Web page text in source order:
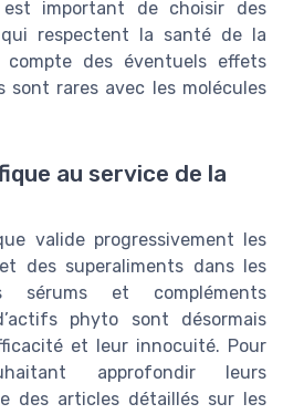
est important de choisir des
respectent la santé de la
des éventuels effets
sont rares avec les molécules
au service de la
valide progressivement les
des superaliments dans les
sérums et compléments
phyto sont désormais
et leur innocuité. Pour
approfondir leurs
des articles détaillés sur les